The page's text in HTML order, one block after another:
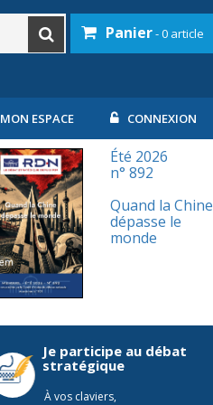
Panier- 0 article
MON ESPACE CONNEXION
Été 2026
n° 892
Quand la Chine
dépasse le
monde
Je participe au débat
stratégique
À vos claviers,